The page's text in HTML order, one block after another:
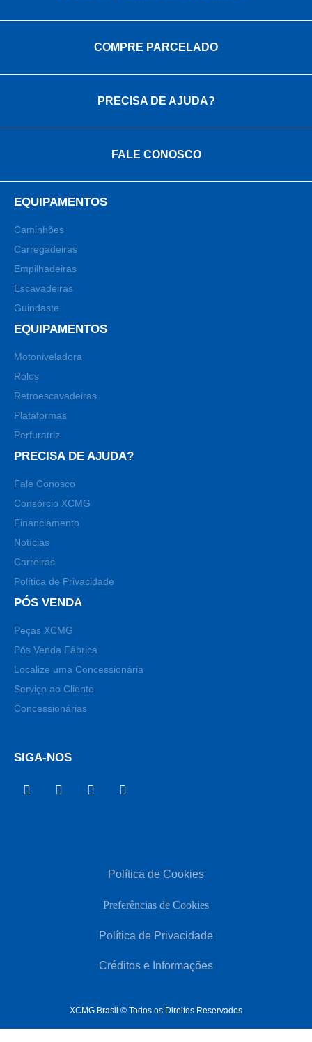
COMPRE PARCELADO
PRECISA DE AJUDA?
FALE CONOSCO
EQUIPAMENTOS
Caminhões
Carregadeiras
Empilhadeiras
Escavadeiras
Guindaste
EQUIPAMENTOS
Motoniveladora
Rolos
Retroescavadeiras
Plataformas
Perfuratriz
PRECISA DE AJUDA?
Fale Conosco
Consórcio XCMG
Financiamento
Notícias
Carreiras
Política de Privacidade
PÓS VENDA
Peças XCMG
Pós Venda Fábrica
Localize uma Concessionária
Serviço ao Cliente
Concessionárias
SIGA-NOS
Política de Cookies
Preferências de Cookies
Política de Privacidade
Créditos e Informações
XCMG Brasil © Todos os Direitos Reservados